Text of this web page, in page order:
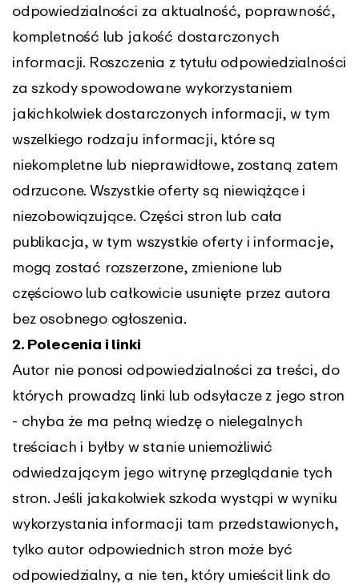
odpowiedzialności za aktualność, poprawność,
kompletność lub jakość dostarczonych
informacji. Roszczenia z tytułu odpowiedzialności
za szkody spowodowane wykorzystaniem
jakichkolwiek dostarczonych informacji, w tym
wszelkiego rodzaju informacji, które są
niekompletne lub nieprawidłowe, zostaną zatem
odrzucone. Wszystkie oferty są niewiążące i
niezobowiązujące. Części stron lub cała
publikacja, w tym wszystkie oferty i informacje,
mogą zostać rozszerzone, zmienione lub
częściowo lub całkowicie usunięte przez autora
bez osobnego ogłoszenia.
2. Polecenia i linki
Autor nie ponosi odpowiedzialności za treści, do
których prowadzą linki lub odsyłacze z jego stron
- chyba że ma pełną wiedzę o nielegalnych
treściach i byłby w stanie uniemożliwić
odwiedzającym jego witrynę przeglądanie tych
stron. Jeśli jakakolwiek szkoda wystąpi w wyniku
wykorzystania informacji tam przedstawionych,
tylko autor odpowiednich stron może być
odpowiedzialny, a nie ten, który umieścił link do